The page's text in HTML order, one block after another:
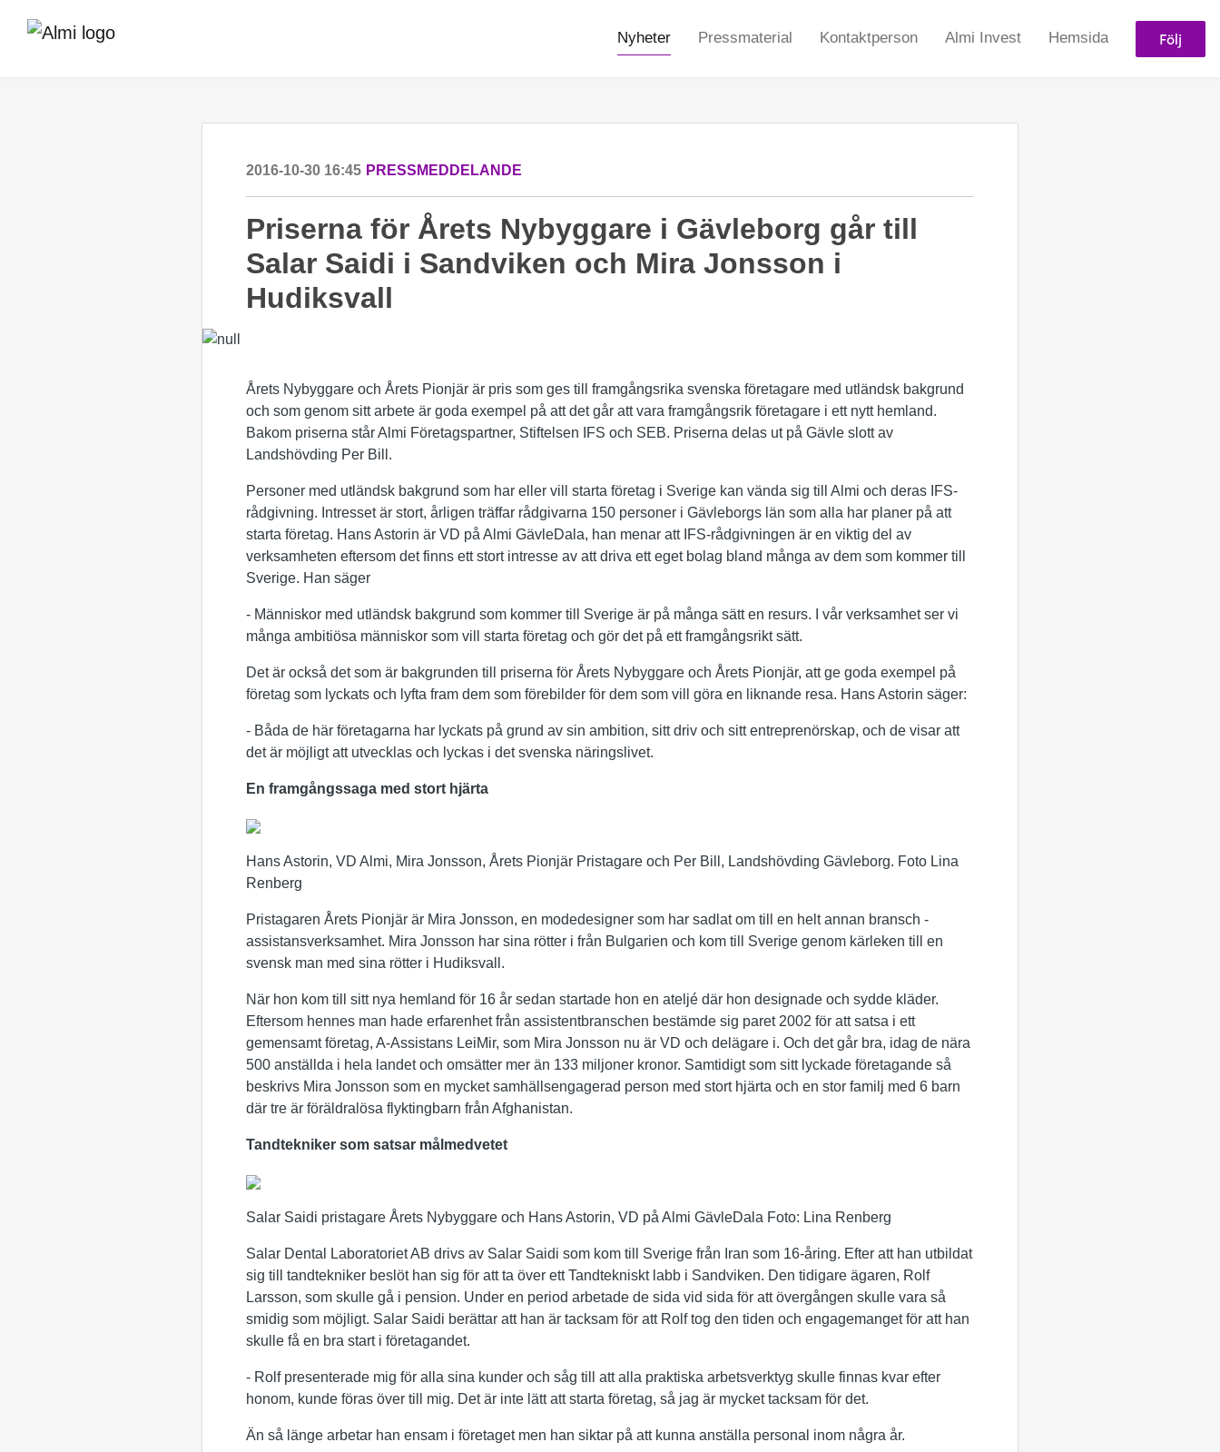
Nyheter Pressmaterial Kontaktperson Almi Invest Hemsida Följ
2016-10-30 16:45 PRESSMEDDELANDE
Priserna för Årets Nybyggare i Gävleborg går till
Salar Saidi i Sandviken och Mira Jonsson i
Hudiksvall
Årets Nybyggare och Årets Pionjär är pris som ges till framgångsrika svenska företagare med utländsk bakgrund
och som genom sitt arbete är goda exempel på att det går att vara framgångsrik företagare i ett nytt hemland.
Bakom priserna står Almi Företagspartner, Stiftelsen IFS och SEB. Priserna delas ut på Gävle slott av
Landshövding Per Bill.
Personer med utländsk bakgrund som har eller vill starta företag i Sverige kan vända sig till Almi och deras IFS-
rådgivning. Intresset är stort, årligen träffar rådgivarna 150 personer i Gävleborgs län som alla har planer på att
starta företag. Hans Astorin är VD på Almi GävleDala, han menar att IFS-rådgivningen är en viktig del av
verksamheten eftersom det finns ett stort intresse av att driva ett eget bolag bland många av dem som kommer till
Sverige. Han säger
- Människor med utländsk bakgrund som kommer till Sverige är på många sätt en resurs. I vår verksamhet ser vi
många ambitiösa människor som vill starta företag och gör det på ett framgångsrikt sätt.
Det är också det som är bakgrunden till priserna för Årets Nybyggare och Årets Pionjär, att ge goda exempel på
företag som lyckats och lyfta fram dem som förebilder för dem som vill göra en liknande resa. Hans Astorin säger:
- Båda de här företagarna har lyckats på grund av sin ambition, sitt driv och sitt entreprenörskap, och de visar att
det är möjligt att utvecklas och lyckas i det svenska näringslivet.
En framgångssaga med stort hjärta
Hans Astorin, VD Almi, Mira Jonsson, Årets Pionjär Pristagare och Per Bill, Landshövding Gävleborg. Foto Lina
Renberg
Pristagaren Årets Pionjär är Mira Jonsson, en modedesigner som har sadlat om till en helt annan bransch -
assistansverksamhet. Mira Jonsson har sina rötter i från Bulgarien och kom till Sverige genom kärleken till en
svensk man med sina rötter i Hudiksvall.
När hon kom till sitt nya hemland för 16 år sedan startade hon en ateljé där hon designade och sydde kläder.
Eftersom hennes man hade erfarenhet från assistentbranschen bestämde sig paret 2002 för att satsa i ett
gemensamt företag, A-Assistans LeiMir, som Mira Jonsson nu är VD och delägare i. Och det går bra, idag de nära
500 anställda i hela landet och omsätter mer än 133 miljoner kronor. Samtidigt som sitt lyckade företagande så
beskrivs Mira Jonsson som en mycket samhällsengagerad person med stort hjärta och en stor familj med 6 barn
där tre är föräldralösa flyktingbarn från Afghanistan.
Tandtekniker som satsar målmedvetet
Salar Saidi pristagare Årets Nybyggare och Hans Astorin, VD på Almi GävleDala Foto: Lina Renberg
Salar Dental Laboratoriet AB drivs av Salar Saidi som kom till Sverige från Iran som 16-åring. Efter att han utbildat
sig till tandtekniker beslöt han sig för att ta över ett Tandtekniskt labb i Sandviken. Den tidigare ägaren, Rolf
Larsson, som skulle gå i pension. Under en period arbetade de sida vid sida för att övergången skulle vara så
smidig som möjligt. Salar Saidi berättar att han är tacksam för att Rolf tog den tiden och engagemanget för att han
skulle få en bra start i företagandet.
- Rolf presenterade mig för alla sina kunder och såg till att alla praktiska arbetsverktyg skulle finnas kvar efter
honom, kunde föras över till mig. Det är inte lätt att starta företag, så jag är mycket tacksam för det.
Än så länge arbetar han ensam i företaget men han siktar på att kunna anställa personal inom några år.